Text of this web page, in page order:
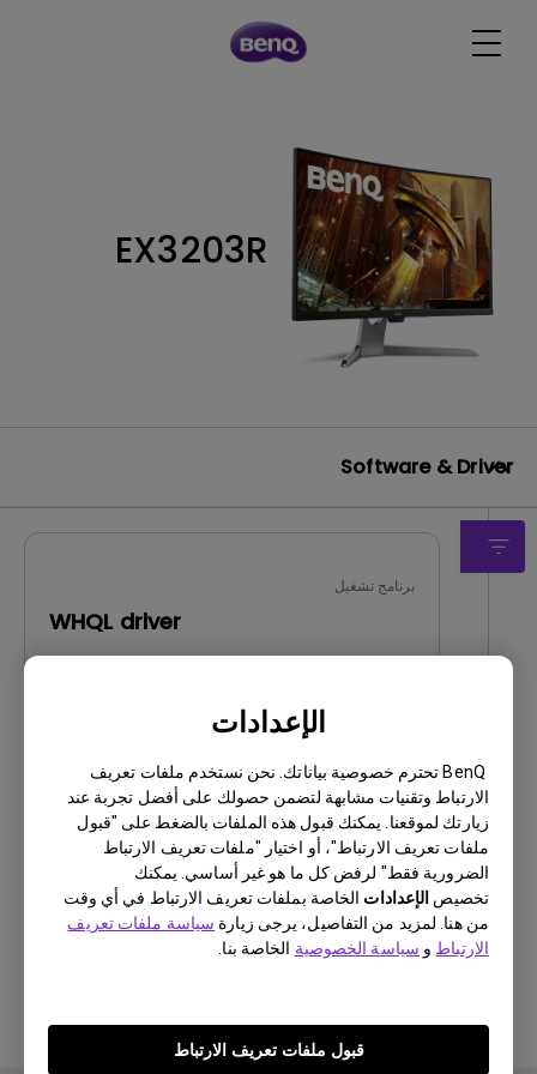
الإعدادات
BenQ تحترم خصوصية بياناتك. نحن نستخدم ملفات تعريف
الارتباط وتقنيات مشابهة لتضمن حصولك على أفضل تجربة عند
زيارتك لموقعنا. يمكنك قبول هذه الملفات بالضغط على "قبول
ملفات تعريف الارتباط"، أو اختيار "ملفات تعريف الارتباط
الضرورية فقط" لرفض كل ما هو غير أساسي. يمكنك
تخصيص الإعدادات الخاصة بملفات تعريف الارتباط في أي وقت
من هنا. لمزيد من التفاصيل، يرجى زيارة سياسة ملفات تعريف
الارتباط و سياسة الخصوصية الخاصة بنا.
قبول ملفات تعريف الارتباط
EX3203R
Software & Driver
برنامج تشغيل
WHQL driver
تحديث:
حجم الملف:9.42 KB
تنزيل
باستخدام أي من البرامج المذكورة أعلاه، فإنك توافق
بنا.